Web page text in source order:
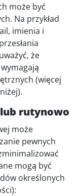
może być
Na przykład
imienia i
że
(więcej
rutynowo
może
pewnych
mogą być
określonych